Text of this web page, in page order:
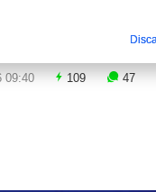
bo'yicha
09:40 109 47